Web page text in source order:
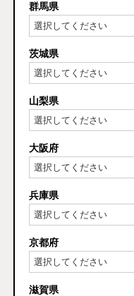
群馬県
茨城県
山梨県
大阪府
兵庫県
京都府
滋賀県